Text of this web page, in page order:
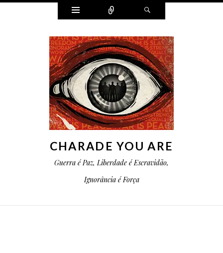
Widgets Conectar
CHARADE YOU ARE
Guerra é Paz, Liberdade é Escravidão,
Ignorância é Força